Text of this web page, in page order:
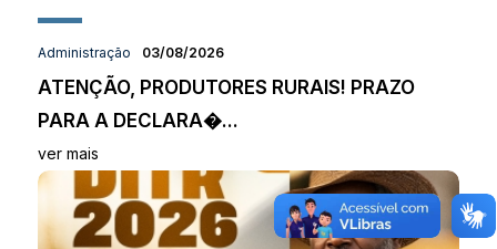
Administração 03/08/2026
ATENÇÃO, PRODUTORES RURAIS! PRAZO
PARA A DECLARA�...
ver mais